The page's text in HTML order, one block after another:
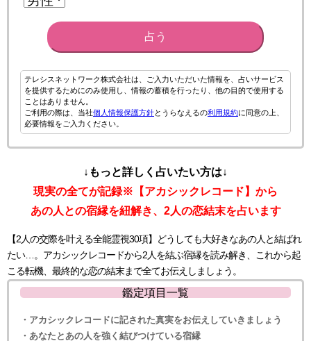
占う
テレシスネットワーク株式会社は、ご入力いただいた情報を、占いサービス
を提供するためにのみ使用し、情報の蓄積を行ったり、他の目的で使用する
ことはありません。
ご利用の際は、当社個人情報保護方針とうらなえるの利用規約に同意の上、
必要情報をご入力ください。
↓もっと詳しく占いたい方は↓
現実の全てが記録※【アカシックレコード】から
あの人との宿縁を紐解き、2人の恋結末を占います
【2人の交際を叶える全能霊視30項】どうしても大好きなあの人と結ばれ
たい…。アカシックレコードから2人を結ぶ宿縁を読み解き、これから起
こる転機、最終的な恋の結末まで全てお伝えしましょう。
鑑定項目一覧
・アカシックレコードに記された真実をお伝えしていきましょう
・あなたとあの人を強く結びつけている宿縁